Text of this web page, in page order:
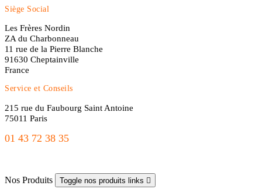
Siège Social
Les Frères Nordin
ZA du Charbonneau
11 rue de la Pierre Blanche
91630 Cheptainville
France
Service et Conseils
215 rue du Faubourg Saint Antoine
75011 Paris
01 43 72 38 35
Nos Produits Toggle nos produits links 